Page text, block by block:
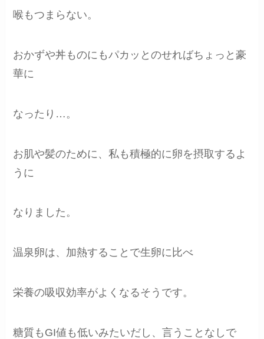
喉もつまらない。
おかずや丼ものにもパカッとのせればちょっと豪
華に
なったり…。
お肌や髪のために、私も積極的に卵を摂取するよ
うに
なりました。
温泉卵は、加熱することで生卵に比べ
栄養の吸収効率がよくなるそうです。
糖質もGI値も低いみたいだし、言うことなしで